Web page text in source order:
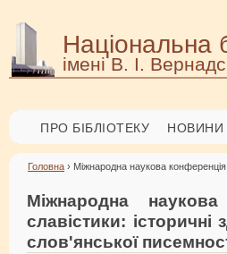
Національна
імені В. І.
ПРО БІБЛІОТЕКУ НОВИНИ
Головна › Міжнародна наукова конференція
Міжнародна
славістики:
слов'янської